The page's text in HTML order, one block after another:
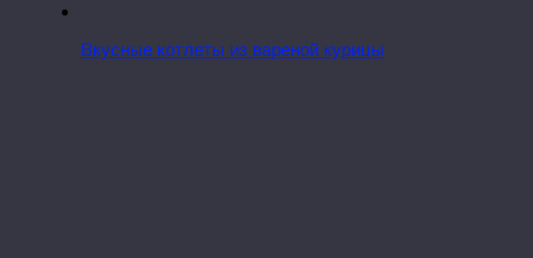
Вкусные котлеты из вареной курицы